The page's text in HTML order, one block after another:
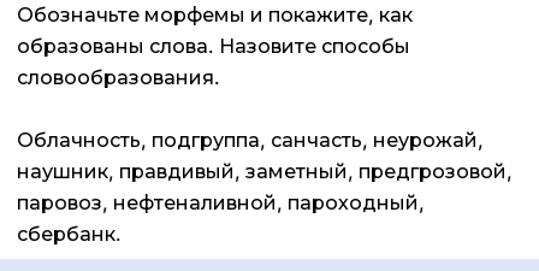
Обозначьте морфемы и покажите, как
образованы слова. Назовите способы
словообразования.
Облачность, подгруппа, санчасть, неурожай,
наушник, правдивый, заметный, предгрозовой,
паровоз, нефтеналивной, пароходный,
сбербанк.